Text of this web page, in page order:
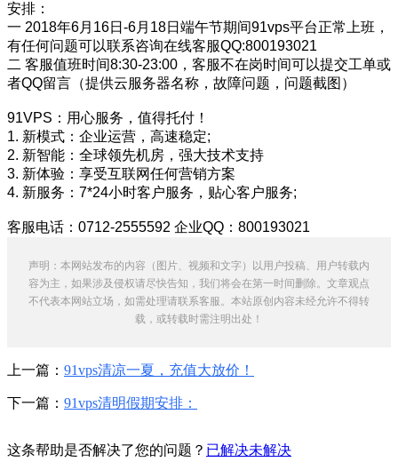
安排：
一 2018年6月16日-6月18日端午节期间91vps平台正常上班，
有任何问题可以联系咨询在线客服QQ:800193021
二 客服值班时间8:30-23:00，客服不在岗时间可以提交工单或
者QQ留言（提供云服务器名称，故障问题，问题截图）
91VPS：用心服务，值得托付！
1. 新模式：企业运营，高速稳定;
2. 新智能：全球领先机房，强大技术支持
3. 新体验：享受互联网任何营销方案
4. 新服务：7*24小时客户服务，贴心客户服务;
客服电话：0712-2555592 企业QQ：800193021
声明：本网站发布的内容（图片、视频和文字）以用户投稿、用户转载内
容为主，如果涉及侵权请尽快告知，我们将会在第一时间删除。文章观点
不代表本网站立场，如需处理请联系客服。本站原创内容未经允许不得转
载，或转载时需注明出处！
上一篇： 91vps清凉一夏，充值大放价！
下一篇： 91vps清明假期安排：
这条帮助是否解决了您的问题？ 已解决未解决